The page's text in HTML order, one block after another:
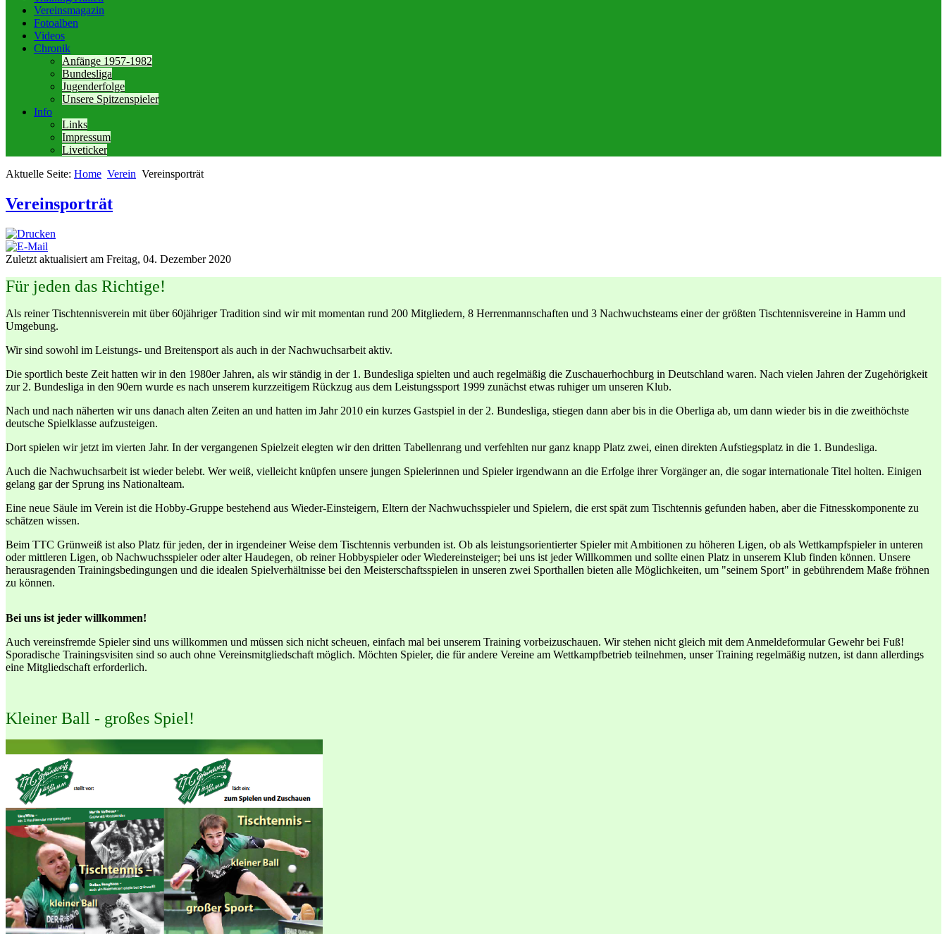
Vereinsmagazin
Fotoalben
Videos
Chronik
Anfänge 1957-1982
Bundesliga
Jugenderfolge
Unsere Spitzenspieler
Info
Links
Impressum
Liveticker
Aktuelle Seite: Home Verein Vereinsporträt
Vereinsporträt
Zuletzt aktualisiert am Freitag, 04. Dezember 2020
Für jeden das Richtige!
Als reiner Tischtennisverein mit über 60jähriger Tradition sind wir mit momentan rund 200 Mitgliedern, 8 Herrenmannschaften und 3 Nachwuchsteams einer der größten Tischtennisvereine in Hamm und
Umgebung.
Wir sind sowohl im Leistungs- und Breitensport als auch in der Nachwuchsarbeit aktiv.
Die sportlich beste Zeit hatten wir in den 1980er Jahren, als wir ständig in der 1. Bundesliga spielten und auch regelmäßig die Zuschauerhochburg in Deutschland waren. Nach vielen Jahren der Zugehörigkeit
zur 2. Bundesliga in den 90ern wurde es nach unserem kurzzeitigem Rückzug aus dem Leistungssport 1999 zunächst etwas ruhiger um unseren Klub.
Nach und nach näherten wir uns danach alten Zeiten an und hatten im Jahr 2010 ein kurzes Gastspiel in der 2. Bundesliga, stiegen dann aber bis in die Oberliga ab, um dann wieder bis in die zweithöchste
deutsche Spielklasse aufzusteigen.
Dort spielen wir jetzt im vierten Jahr. In der vergangenen Spielzeit elegten wir den dritten Tabellenrang und verfehlten nur ganz knapp Platz zwei, einen direkten Aufstiegsplatz in die 1. Bundesliga.
Auch die Nachwuchsarbeit ist wieder belebt. Wer weiß, vielleicht knüpfen unsere jungen Spielerinnen und Spieler irgendwann an die Erfolge ihrer Vorgänger an, die sogar internationale Titel holten. Einigen
gelang gar der Sprung ins Nationalteam.
Eine neue Säule im Verein ist die Hobby-Gruppe bestehend aus Wieder-Einsteigern, Eltern der Nachwuchsspieler und Spielern, die erst spät zum Tischtennis gefunden haben, aber die Fitnesskomponente zu
schätzen wissen.
Beim TTC Grünweiß ist also Platz für jeden, der in irgendeiner Weise dem Tischtennis verbunden ist. Ob als leistungsorientierter Spieler mit Ambitionen zu höheren Ligen, ob als Wettkampfspieler in unteren
oder mittleren Ligen, ob Nachwuchsspieler oder alter Haudegen, ob reiner Hobbyspieler oder Wiedereinsteiger; bei uns ist jeder Willkommen und sollte einen Platz in unserem Klub finden können. Unsere
herausragenden Trainingsbedingungen und die idealen Spielverhältnisse bei den Meisterschaftsspielen in unseren zwei Sporthallen bieten alle Möglichkeiten, um "seinem Sport" in gebührendem Maße fröhnen
zu können.
Bei uns ist jeder willkommen!
Auch vereinsfremde Spieler sind uns willkommen und müssen sich nicht scheuen, einfach mal bei unserem Training vorbeizuschauen. Wir stehen nicht gleich mit dem Anmeldeformular Gewehr bei Fuß!
Sporadische Trainingsvisiten sind so auch ohne Vereinsmitgliedschaft möglich. Möchten Spieler, die für andere Vereine am Wettkampfbetrieb teilnehmen, unser Training regelmäßig nutzen, ist dann allerdings
eine Mitgliedschaft erforderlich.
Kleiner Ball - großes Spiel!